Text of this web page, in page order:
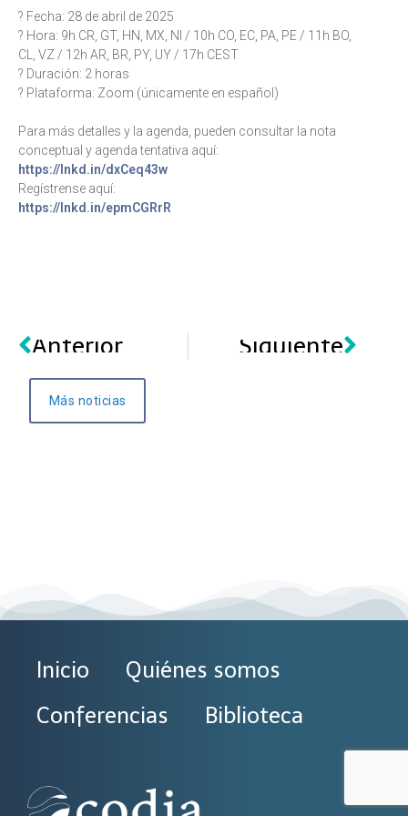
? Fecha: 28 de abril de 2025
? Hora: 9h CR, GT, HN, MX, NI / 10h CO, EC, PA, PE / 11h BO,
CL, VZ / 12h AR, BR, PY, UY / 17h CEST
? Duración: 2 horas
? Plataforma: Zoom (únicamente en español)
Para más detalles y la agenda, pueden consultar la nota
conceptual y agenda tentativa aquí:
https://lnkd.in/dxCeq43w
Regístrense aquí:
https://lnkd.in/epmCGRrR
Anterior Siguiente
Más noticias
Inicio
Quiénes somos
Conferencias
Biblioteca